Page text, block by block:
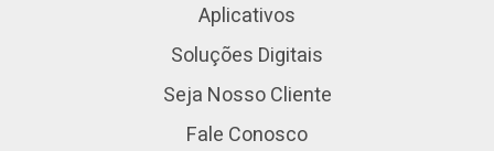
Aplicativos
Soluções Digitais
Seja Nosso Cliente
Fale Conosco